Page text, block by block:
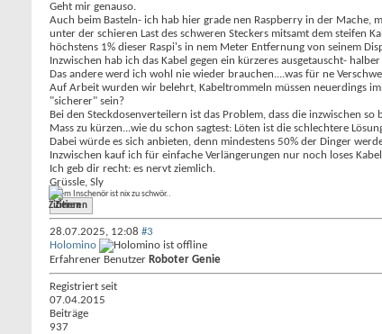
Geht mir genauso.
Auch beim Basteln- ich hab hier grade nen Raspberry in der Mache,
unter der schieren Last des schweren Steckers mitsamt dem steifen
höchstens 1% dieser Raspi's in nem Meter Entfernung von seinem
Inzwischen hab ich das Kabel gegen ein kürzeres ausgetauscht-
Das andere werd ich wohl nie wieder brauchen....was für ne
Auf Arbeit wurden wir belehrt, Kabeltrommeln müssen neuerdings
"sicherer" sein?
Bei den Steckdosenverteilern ist das Problem, dass die inzwischen
Mass zu kürzen...wie du schon sagtest: Löten ist die schlechtere
Dabei würde es sich anbieten, denn mindestens 50% der Dinger
Inzwischen kauf ich für einfache Verlängerungen nur noch loses
Ich geb dir recht: es nervt ziemlich.
Grüssle, Sly
..dem Inschenör ist nix zu schwör..
Zitieren
28.07.2025, 12:08 #3
Holomino
Erfahrener Benutzer Roboter Genie
Registriert seit
07.04.2015
Beiträge
937